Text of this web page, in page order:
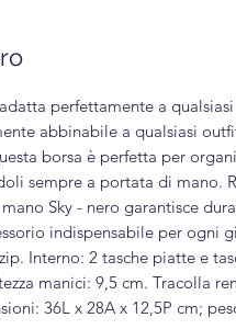
perfettamente a
abbinabile a qualsiasi
borsa è perfetta per
sempre a portata di mano.
Sky - nero garantisce
indispensabile per ogni
Interno: 2 tasche piatte e
manici: 9,5 cm. Tracolla
36L x 28A x 12,5P cm;